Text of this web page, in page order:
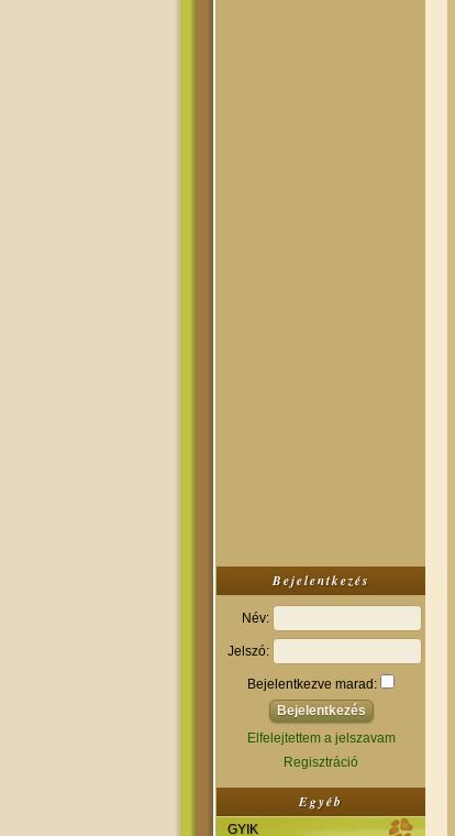
Bejelentkezés
Név:
Jelszó:
Bejelentkezve marad:
Elfelejtettem a jelszavam
Regisztráció
Egyéb
GYIK